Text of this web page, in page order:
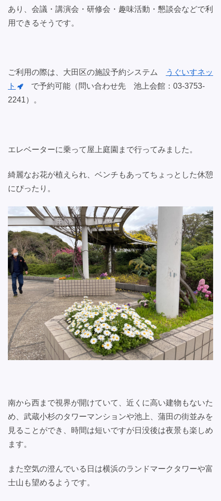
あり、会議・講演会・研修会・趣味活動・懇談会などで利
用できるそうです。
ご利用の際は、大田区の施設予約システム
うぐいすネッ
ト
で予約可能（問い合わせ先 池上会館：03-3753-
2241）。
エレベーターに乗って屋上庭園まで行ってみました。
綺麗なお花が植えられ、ベンチもあってちょっとした休憩
にぴったり。
南から西まで視界が開けていて、近くに高い建物もないた
め、武蔵小杉のタワーマンションや池上、蒲田の街並みを
見ることができ、時間は短いですが日没後は夜景も楽しめ
ます。
また空気の澄んでいる日は横浜のランドマークタワーや富
士山も望めるようです。